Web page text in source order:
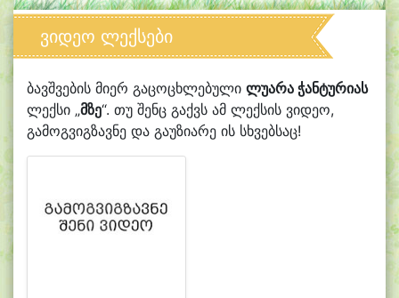
ვიდეო ლექსები
ბავშვების მიერ გაცოცხლებული ლუარა ჭანტურიას
ლექსი „მზე“. თუ შენც გაქვს ამ ლექსის ვიდეო,
გამოგვიგზავნე და გაუზიარე ის სხვებსაც!